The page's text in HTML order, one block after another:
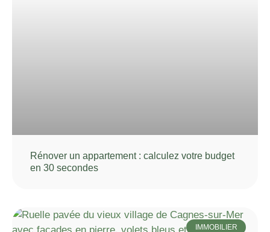
Rénover un appartement : calculez votre budget
en 30 secondes
IMMOBILIER